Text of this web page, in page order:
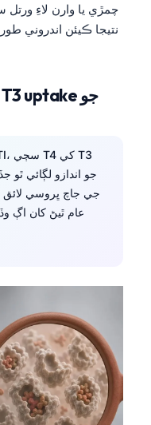
چمڙي يا وارن لاءِ ورتل
نتيجا ڪيئن اندروني